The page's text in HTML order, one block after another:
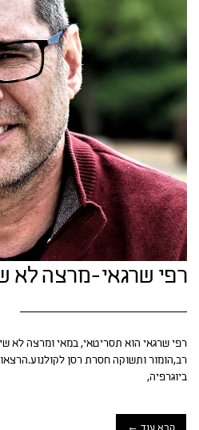
רפי שרגאי-מרצה לא
רפי שרגאי הוא תסריטאי, במאי ומרצה לא
רב,הומור ותשוקה חסרת רסן
ביוגרפיה,